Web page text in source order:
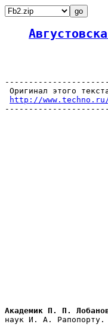
Оригинал этого
http://www.techno.ru/
Академик П. П.
наук И. А. Рапопорту.